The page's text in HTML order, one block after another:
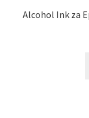
Alcohol Ink za